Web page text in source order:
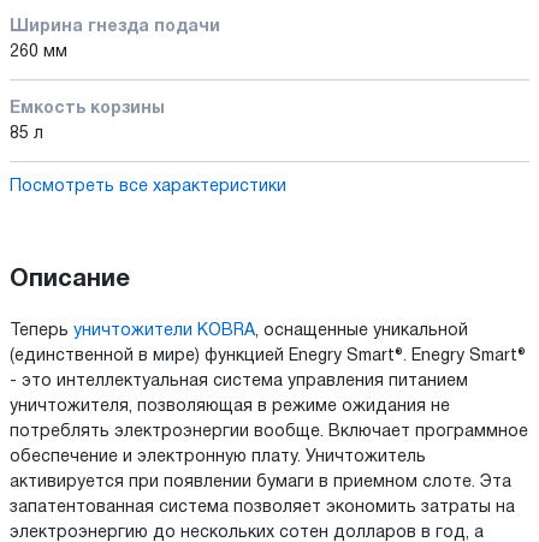
Ширина гнезда подачи
260 мм
Емкость корзины
85 л
Посмотреть все характеристики
Описание
Теперь уничтожители KOBRA, оснащенные уникальной
(единственной в мире) функцией Enegry Smart®. Enegry Smart®
- это интеллектуальная система управления питанием
уничтожителя, позволяющая в режиме ожидания не
потреблять электроэнергии вообще. Включает программное
обеспечение и электронную плату. Уничтожитель
активируется при появлении бумаги в приемном слоте. Эта
запатентованная система позволяет экономить затраты на
электроэнергию до нескольких сотен долларов в год, а